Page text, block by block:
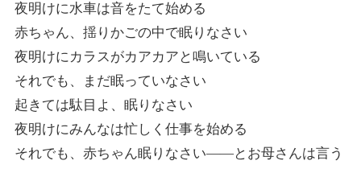
夜明けに水車は音をたて始める
赤ちゃん、揺りかごの中で眠りなさい
夜明けにカラスがカアカアと鳴いている
それでも、まだ眠っていなさい
起きては駄目よ、眠りなさい
夜明けにみんなは忙しく仕事を始める
それでも、赤ちゃん眠りなさい――とお母さんは言う